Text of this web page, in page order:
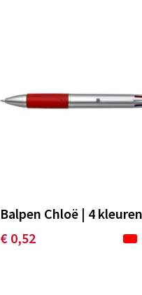
Balpen Chloë | 4 kleuren
€ 0,52